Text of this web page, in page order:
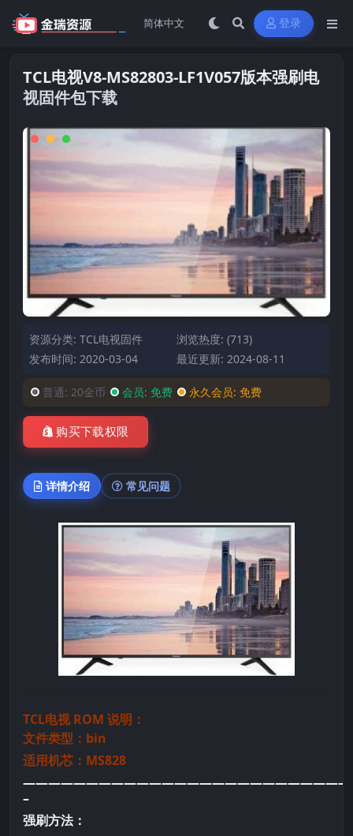
登录
TCL电视V8-MS82803-LF1V057版本强刷电
视固件包下载
资源分类: TCL电视固件
浏览热度: (713)
发布时间: 2020-03-04
最近更新: 2024-08-11
普通: 20金币 会员: 免费 永久会员: 免费
购买下载权限
详情介绍 常见问题
TCL电视 ROM 说明：
文件类型：bin
适用机芯：MS828
–
强刷方法：